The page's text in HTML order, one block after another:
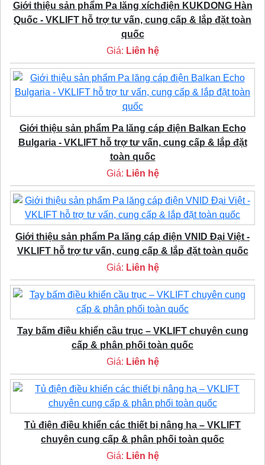
Giới thiệu sản phẩm Pa lăng xíchđiện KUKDONG Hàn
Quốc - VKLIFT hỗ trợ tư vấn, cung cấp & lắp đặt toàn
quốc
Giá: Liên hệ
Giới thiệu sản phẩm Pa lăng cáp điện Balkan Echo
Bulgaria - VKLIFT hỗ trợ tư vấn, cung cấp & lắp đặt
toàn quốc
Giá: Liên hệ
Giới thiệu sản phẩm Pa lăng cáp điện VNID Đại Việt -
VKLIFT hỗ trợ tư vấn, cung cấp & lắp đặt toàn quốc
Giá: Liên hệ
Tay bấm điều khiển cầu trục – VKLIFT chuyên cung
cấp & phân phối toàn quốc
Giá: Liên hệ
Tủ điện điều khiển các thiết bị nâng hạ – VKLIFT
chuyên cung cấp & phân phối toàn quốc
Giá: Liên hệ